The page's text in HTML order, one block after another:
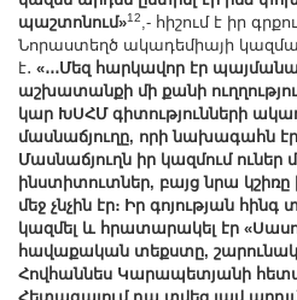
պաշտոնում»12,- հիշում է իր
Նորաստեղծ ակադեմիայի
է․ «․․․Մեզ հարկավոր էր
աշխատանքի մի քանի
կար ԽՍՀՄ գիտությունների
մասնաճյուղը, որի նախագահն էր
Մասնաճյուղն իր կազմում
ինստիտուտներ, բայց նրա
մեջ չնչին էր։ Իր գոյության
կազմել և հրատարակել էր
հավաքական տեքստը,
Հովհաննես Կարապետյանի